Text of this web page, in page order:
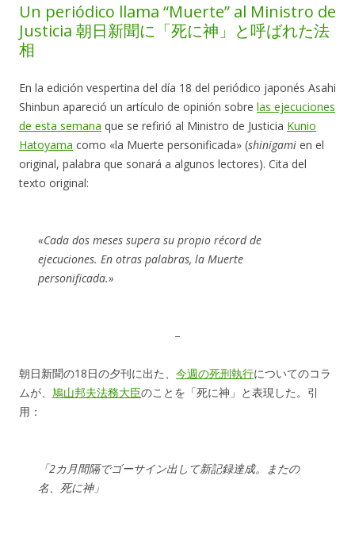
Un periódico llama “Muerte” al Ministro de
Justicia 朝日新聞に「死に神」と呼ばれた法
相
En la edición vespertina del día 18 del periódico japonés Asahi
Shinbun apareció un artículo de opinión sobre las ejecuciones
de esta semana que se refirió al Ministro de Justicia Kunio
Hatoyama como «la Muerte personificada» (shinigami en el
original, palabra que sonará a algunos lectores). Cita del
texto original:
«Cada dos meses supera su propio récord de
ejecuciones. En otras palabras, la Muerte
personificada.»
–
朝日新聞の18日の夕刊に出た、 今週の死刑執行についてのコラ
ムが、 鳩山邦夫法務大臣のことを「死に神」と表現した。引
用：
「2カ月間隔でゴーサイン出して新記録達成。またの
名、死に神」